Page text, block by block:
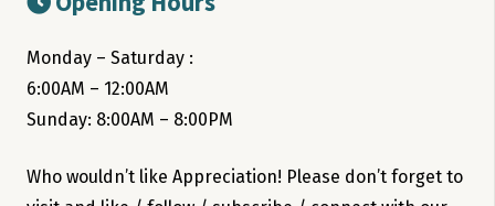
Monday – Saturday :
6:00AM – 12:00AM
Sunday: 8:00AM – 8:00PM
Who wouldn’t like Appreciation! Please don’t forget to